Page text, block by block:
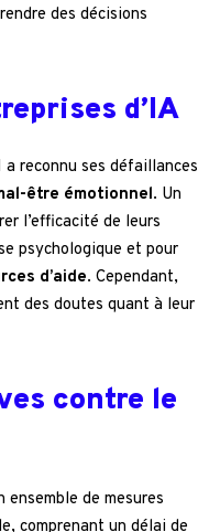
des décisions
d’IA
reconnu ses défaillances
être émotionnel. Un
l’efficacité de leurs
psychologique et pour
d’aide. Cependant,
des doutes quant à leur
contre le
de mesures
comprenant un délai de